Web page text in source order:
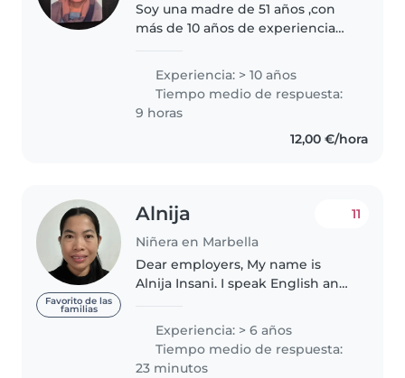
Soy una madre de 51 años ,con
más de 10 años de experiencia
las edades. Me encanta leerles
historias y ayudar con las tareas.
También puedo cocinar..
Experiencia: > 10 años
Tiempo medio de respuesta:
9 horas
12,00 €/hora
Favorito de las
familias
Alnija
Niñera en Marbella
11
Dear employers, My name is
Alnija Insani. I speak English and
permanent job every saturday
and sunday starting August. I do
babysitting, cook and cleaning...
Experiencia: > 6 años
Tiempo medio de respuesta:
23 minutos